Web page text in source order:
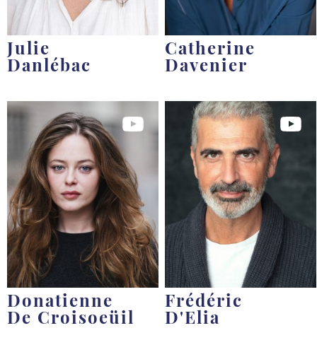
Julie
Danlébac
Catherine
Davenier
Donatienne
De Croisoeüil
Frédéric
D'Elia